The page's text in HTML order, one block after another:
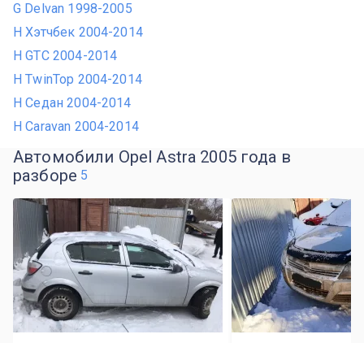
G Delvan 1998-2005
H Хэтчбек 2004-2014
H GTC 2004-2014
H TwinTop 2004-2014
H Седан 2004-2014
H Caravan 2004-2014
Автомобили Opel Astra 2005 года в
разборе 5